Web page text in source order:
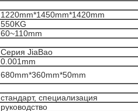
1220mm*1450mm*1420mm
550KG
60~110mm
Серия JiaBao
0.001mm
680mm*360mm*50mm
стандарт, специализация
руководство